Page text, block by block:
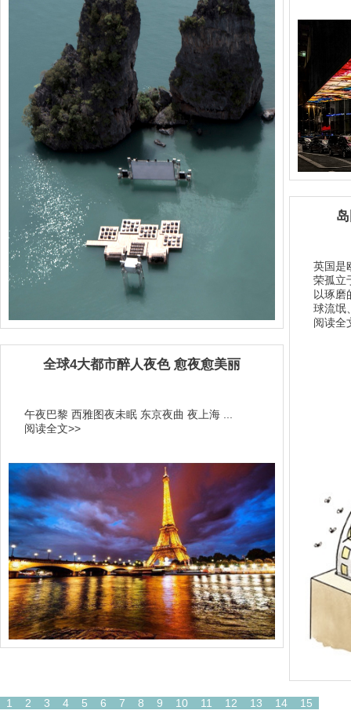
英国是
荣孤立
以琢磨
球流氓
阅读全
全球4大都市醉人夜色 愈夜愈美丽
午夜巴黎 西雅图夜未眠 东京夜曲 夜上海 ...
阅读全文>>
1 2 3 4 5 6 7 8 9 10 11 12 13 14 15